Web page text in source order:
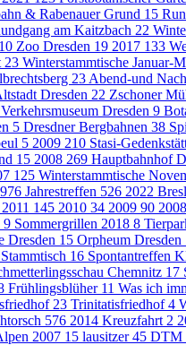
& Rabenauer Grund 15
am Kaitzbach 22
10 Zoo Dresden 19 2017 133
23 Winterstammtische Januar-
23 Abend-und
Dresden 22 Zschoner
Verkehrsmuseum Dresden 9
5 Dresdner Bergbahnen 38
5 2009 210 Stasi-
15 2008 269 Hauptbahnhof
125 Winterstammtische
Jahrestreffen 526 2022
2011 145 2010 34 2009 90 2008
9 Sommergrillen 2018 8
Dresden 15 Orpheum Dresden
16 Spontantreffen
Chemnitz 17
Frühlingsblüher 11 Was ich
23 Trinitatisfriedhof4
576 2014 Kreuzfahrt 2
2007 15 lausitzer45 DTM